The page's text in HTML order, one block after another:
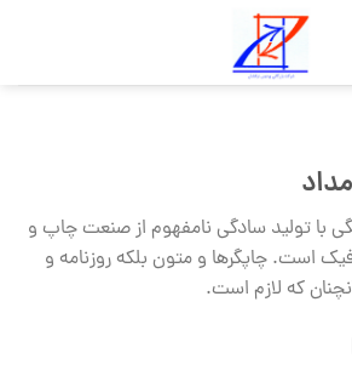
با تولید سادگی نامفهوم از صنعت چاپ و
است. چاپگرها و متون بلکه روزنامه و
که لازم است.